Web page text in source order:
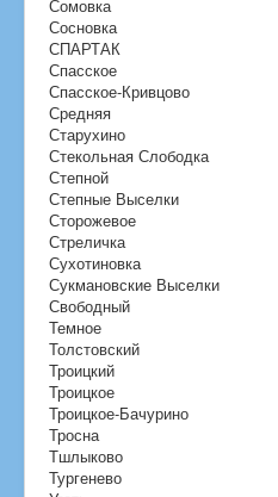
Сомовка
Сосновка
СПАРТАК
Спасское
Спасское-Кривцово
Средняя
Старухино
Стекольная Слободка
Степной
Степные Выселки
Сторожевое
Стреличка
Сухотиновка
Сукмановские Выселки
Свободный
Темное
Толстовский
Троицкий
Троицкое
Троицкое-Бачурино
Тросна
Тшлыково
Тургенево